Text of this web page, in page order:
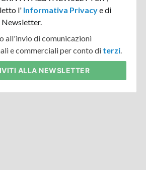
l' Informativa Privacye di
Newsletter.
all'invio di comunicazioni
e commerciali per conto di terzi.
ALLA NEWSLETTER